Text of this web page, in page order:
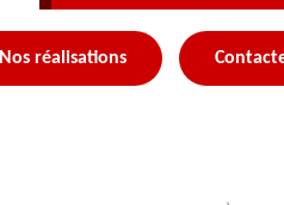
Nos réalisations